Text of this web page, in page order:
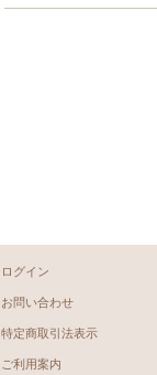
ログイン
お問い合わせ
特定商取引法表示
ご利用案内